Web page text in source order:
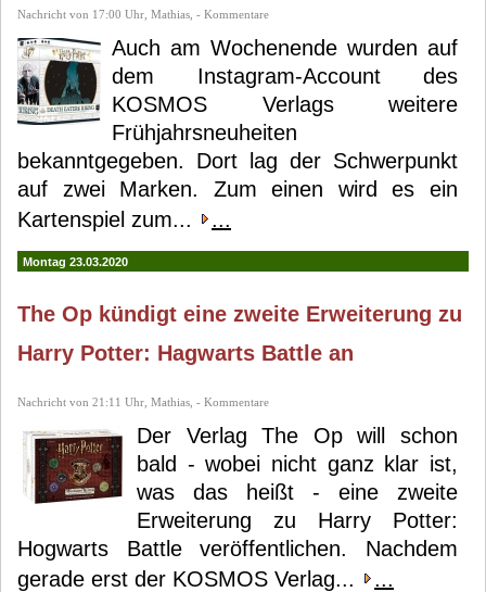
Nachricht von 17:00 Uhr, Mathias, - Kommentare
Auch am Wochenende wurden auf
dem Instagram-Account des
KOSMOS Verlags weitere
Frühjahrsneuheiten
bekanntgegeben. Dort lag der Schwerpunkt
auf zwei Marken. Zum einen wird es ein
Kartenspiel zum...
...
Montag 23.03.2020
The Op kündigt eine zweite Erweiterung zu
Harry Potter: Hagwarts Battle an
Nachricht von 21:11 Uhr, Mathias, - Kommentare
Der Verlag The Op will schon
bald - wobei nicht ganz klar ist,
was das heißt - eine zweite
Erweiterung zu Harry Potter:
Hogwarts Battle veröffentlichen. Nachdem
gerade erst der KOSMOS Verlag...
...